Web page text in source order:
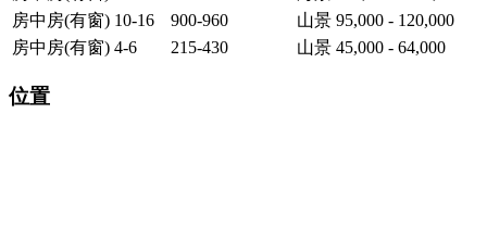
房中房(有窗) 10-16 900-960 山景 95,000 - 120,000
房中房(有窗) 4-6 215-430 山景 45,000 - 64,000
位置